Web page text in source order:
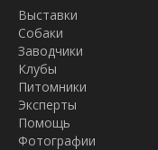
Выставки
Собаки
Заводчики
Клубы
Питомники
Эксперты
Помощь
Фотографии